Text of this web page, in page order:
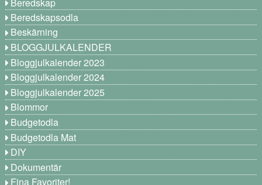
Beredskapsodla
Beskärning
BLOGGJULKALENDER
Bloggjulkalender 2023
Bloggjulkalender 2024
Bloggjulkalender 2025
Blommor
Budgetodla
Budgetodla Mat
DIY
Dokumentär
Fina Favoriter!